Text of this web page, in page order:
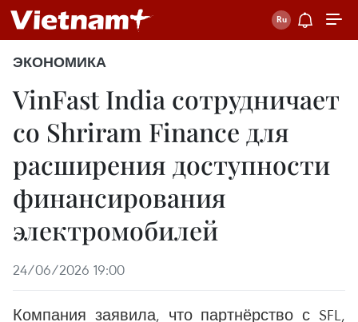
ЭКОНОМИКА
VinFast India сотрудничает
со Shriram Finance для
расширения доступности
финансирования
электромобилей
24/06/2026 19:00
Компания заявила, что партнёрство с SFL,